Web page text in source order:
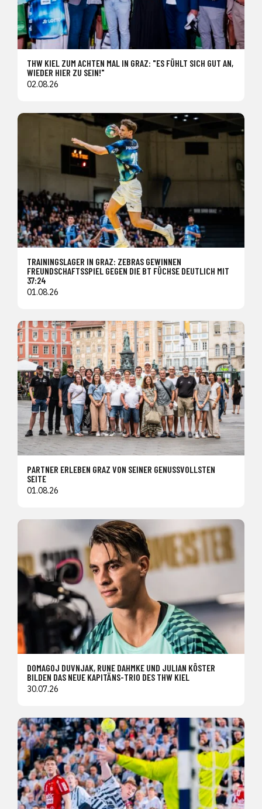
THW KIEL ZUM ACHTEN MAL IN GRAZ: "ES FÜHLT SICH GUT AN,
WIEDER HIER ZU SEIN!"
02.08.26
TRAININGSLAGER IN GRAZ: ZEBRAS GEWINNEN
FREUNDSCHAFTSSPIEL GEGEN DIE BT FÜCHSE DEUTLICH MIT
37:24
01.08.26
PARTNER ERLEBEN GRAZ VON SEINER GENUSSVOLLSTEN
SEITE
01.08.26
DOMAGOJ DUVNJAK, RUNE DAHMKE UND JULIAN KÖSTER
BILDEN DAS NEUE KAPITÄNS-TRIO DES THW KIEL
30.07.26